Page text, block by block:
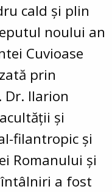
cald și plin
noului an
Cuvioase
prin
Dr. Ilarion
și
filantropic și
Romanului și
întâlniri a fost